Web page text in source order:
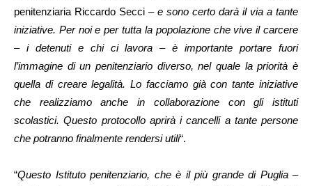
penitenziaria Riccardo Secci –e sono certo darà il via a tante
iniziative. Per noi e per tutta la popolazione che vive il carcere
– i detenuti e chi ci lavora – è importante portare fuori
l’immagine di un penitenziario diverso, nel quale la priorità è
quella di creare legalità. Lo facciamo già con tante iniziative
che realizziamo anche in collaborazione con gli istituti
scolastici. Questo protocollo aprirà i cancelli a tante persone
che potranno finalmente rendersi utili“.
“Questo Istituto penitenziario, che è il più grande di Puglia–